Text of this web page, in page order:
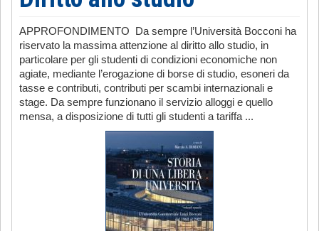
APPROFONDIMENTO Da sempre l’Università Bocconi ha
riservato la massima attenzione al diritto allo studio, in
particolare per gli studenti di condizioni economiche non
agiate, mediante l’erogazione di borse di studio, esoneri da
tasse e contributi, contributi per scambi internazionali e
stage. Da sempre funzionano il servizio alloggi e quello
mensa, a disposizione di tutti gli studenti a tariffa ...